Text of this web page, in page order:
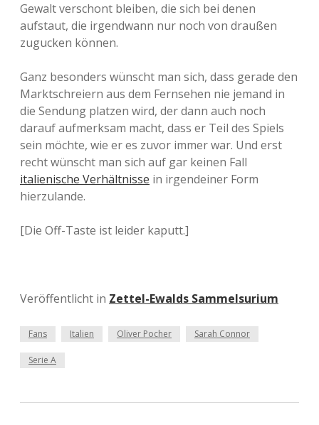
Gewalt verschont bleiben, die sich bei denen
aufstaut, die irgendwann nur noch von draußen
zugucken können.
Ganz besonders wünscht man sich, dass gerade den
Marktschreiern aus dem Fernsehen nie jemand in
die Sendung platzen wird, der dann auch noch
darauf aufmerksam macht, dass er Teil des Spiels
sein möchte, wie er es zuvor immer war. Und erst
recht wünscht man sich auf gar keinen Fall
italienische Verhältnisse in irgendeiner Form
hierzulande.
[Die Off-Taste ist leider kaputt.]
Veröffentlicht in Zettel-Ewalds Sammelsurium
Fans Italien Oliver Pocher Sarah Connor
Serie A